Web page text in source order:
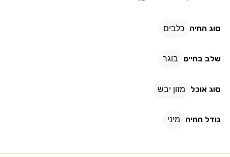
סוג החיה כלבים
שלב בחיים בוגר
סוג אוכל מזון יבש
גודל החיה מיני